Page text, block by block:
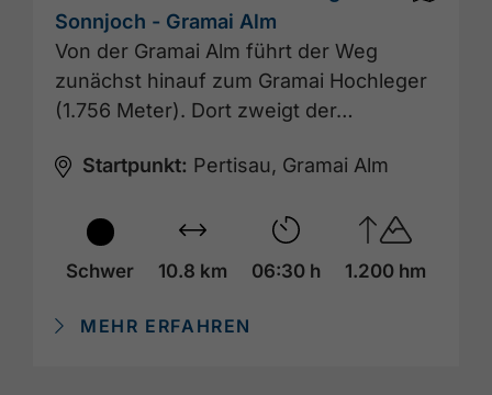
Sonnjoch - Gramai Alm
Von der Gramai Alm führt der Weg
zunächst hinauf zum Gramai Hochleger
(1.756 Meter). Dort zweigt der…
Startpunkt: Pertisau, Gramai Alm
Schwer 10.8 km 06:30 h 1.200 hm
MEHR ERFAHREN